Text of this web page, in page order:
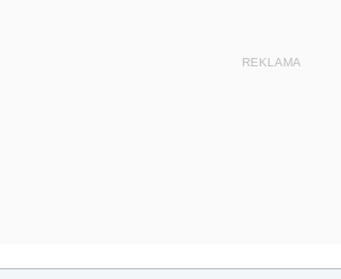
REKLAMA